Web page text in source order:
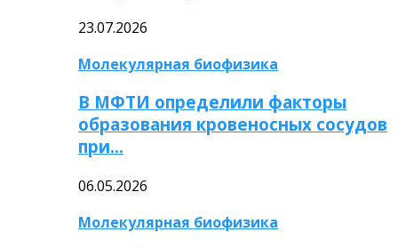
23.07.2026
Молекулярная биофизика
В МФТИ определили факторы
образования кровеносных сосудов
при…
06.05.2026
Молекулярная биофизика